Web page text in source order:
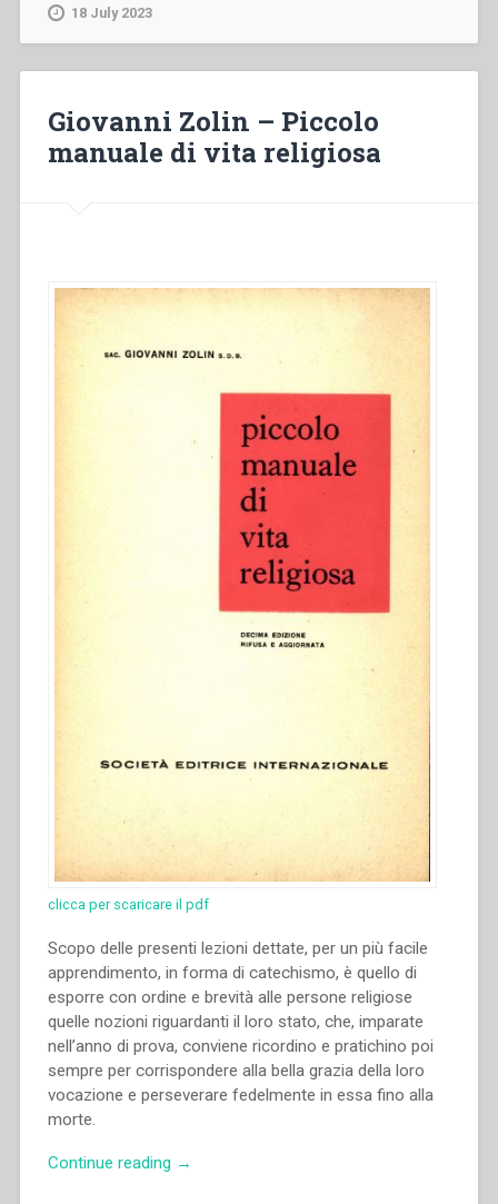
18 July 2023
Giovanni Zolin – Piccolo
manuale di vita religiosa
clicca per scaricare il pdf
Scopo delle presenti lezioni dettate, per un più facile
apprendimento, in forma di catechismo, è quello di
esporre con ordine e brevità alle persone religiose
quelle nozioni riguardanti il loro stato, che, imparate
nell’anno di prova, conviene ricordino e pratichino poi
sempre per corrispondere alla bella grazia della loro
vocazione e perseverare fedelmente in essa fino alla
morte.
Continue reading “Giovanni
→